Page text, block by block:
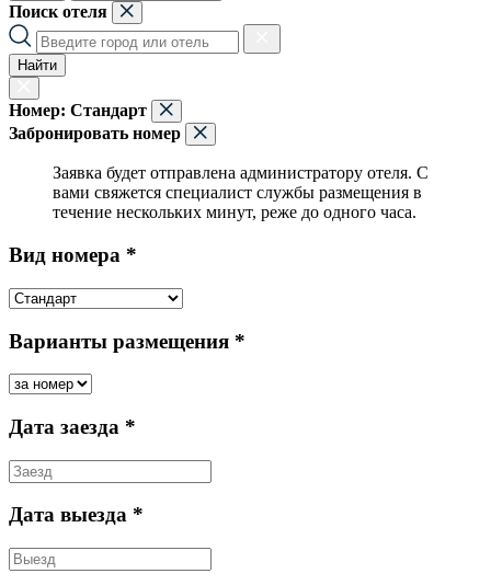
Поиск отеля
Найти
Номер: Стандарт
Забронировать номер
Заявка будет отправлена администратору отеля. С
вами свяжется специалист службы размещения в
течение нескольких минут, реже до одного часа.
Вид номера *
Варианты размещения *
Дата заезда *
Дата выезда *